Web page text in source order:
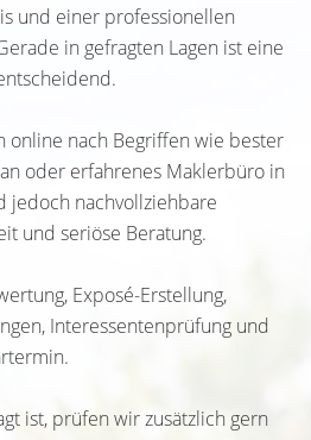
und einer professionellen
in gefragten Lagen ist eine
online nach Begriffen wie bester
oder erfahrenes Maklerbüro in
jedoch nachvollziehbare
und seriöse Beratung.
Exposé-Erstellung,
Interessentenprüfung und
ist, prüfen wir zusätzlich gern